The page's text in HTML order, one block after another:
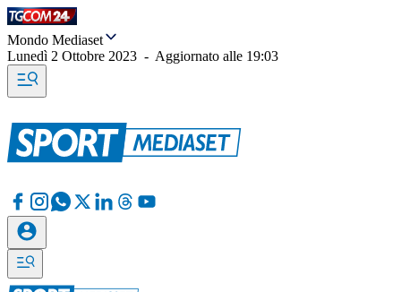
Mondo Mediaset
Lunedì 2 Ottobre 2023 - Aggiornato alle 19:03